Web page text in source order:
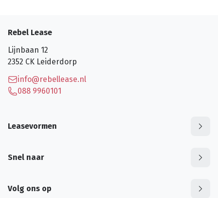
Rebel Lease
Lijnbaan 12
2352 CK Leiderdorp
info@rebellease.nl
088 9960101
Leasevormen
Snel naar
Volg ons op